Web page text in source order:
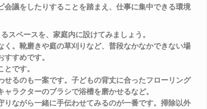
会議をしたりすることを踏まえ、仕事に集中できる環境
スペースを、家庭内に設けてみましょう。
く。靴磨きや庭の草刈りなど、普段なかなかできない場
すめです。
です。
せるのも一案です。子どもの背丈に合ったフローリング
ラクターのブラシで浴槽を磨かせるなど。
ながら一緒に手伝わせてみるのが一番です。掃除以外